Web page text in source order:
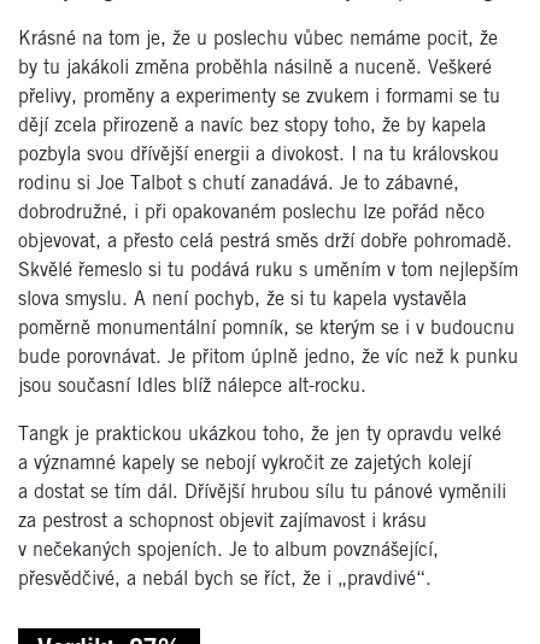
Krásné na tom je, že u poslechu vůbec nemáme pocit, že
by tu jakákoli změna proběhla násilně a nuceně. Veškeré
přelivy, proměny a experimenty se zvukem i formami se tu
dějí zcela přirozeně a navíc bez stopy toho, že by kapela
pozbyla svou dřívější energii a divokost. I na tu královskou
rodinu si Joe Talbot s chutí zanadává. Je to zábavné,
dobrodružné, i při opakovaném poslechu lze pořád něco
objevovat, a přesto celá pestrá směs drží dobře pohromadě.
Skvělé řemeslo si tu podává ruku s uměním v tom nejlepším
slova smyslu. A není pochyb, že si tu kapela vystavěla
poměrně monumentální pomník, se kterým se i v budoucnu
bude porovnávat. Je přitom úplně jedno, že víc než k punku
jsou současní Idles blíž nálepce alt-rocku.
Tangk je praktickou ukázkou toho, že jen ty opravdu velké
a významné kapely se nebojí vykročit ze zajetých kolejí
a dostat se tím dál. Dřívější hrubou sílu tu pánové vyměnili
za pestrost a schopnost objevit zajímavost i krásu
v nečekaných spojeních. Je to album povznášející,
přesvědčivé, a nebál bych se říct, že i „pravdivé“.